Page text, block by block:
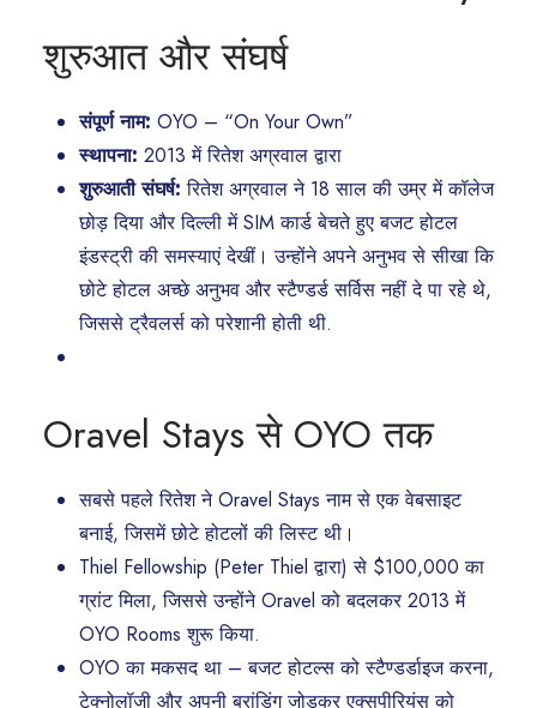
शुरुआत और संघर्ष
संपूर्ण नाम: OYO – “On Your Own”
स्थापना: 2013 में रितेश अग्रवाल द्वारा
शुरुआती संघर्ष: रितेश अग्रवाल ने 18 साल की उम्र में कॉलेज
छोड़ दिया और दिल्ली में SIM कार्ड बेचते हुए बजट होटल
इंडस्ट्री की समस्याएं देखीं। उन्होंने अपने अनुभव से सीखा कि
छोटे होटल अच्छे अनुभव और स्टैण्डर्ड सर्विस नहीं दे पा रहे थे,
जिससे ट्रैवलर्स को परेशानी होती थी.
Oravel Stays से OYO तक
सबसे पहले रितेश ने Oravel Stays नाम से एक वेबसाइट
बनाई, जिसमें छोटे होटलों की लिस्ट थी।
Thiel Fellowship (Peter Thiel द्वारा) से $100,000 का
ग्रांट मिला, जिससे उन्होंने Oravel को बदलकर 2013 में
OYO Rooms शुरू किया.
OYO का मकसद था – बजट होटल्स को स्टैण्डर्डाइज करना,
टेक्नोलॉजी और अपनी ब्रांडिंग जोड़कर एक्सपीरियंस को